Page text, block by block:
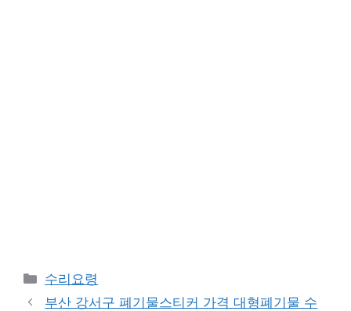
Categories
수리요령
부산 강서구 폐기물스티커 가격 대형폐기물 수